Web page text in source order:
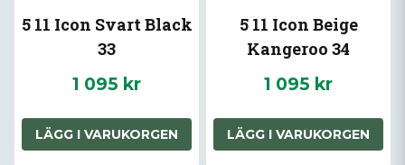
5 11 Icon Svart Black
33
1 095 kr
LÄGG I VARUKORGEN
5 11 Icon Beige
Kangeroo 34
1 095 kr
LÄGG I VARUKORGEN